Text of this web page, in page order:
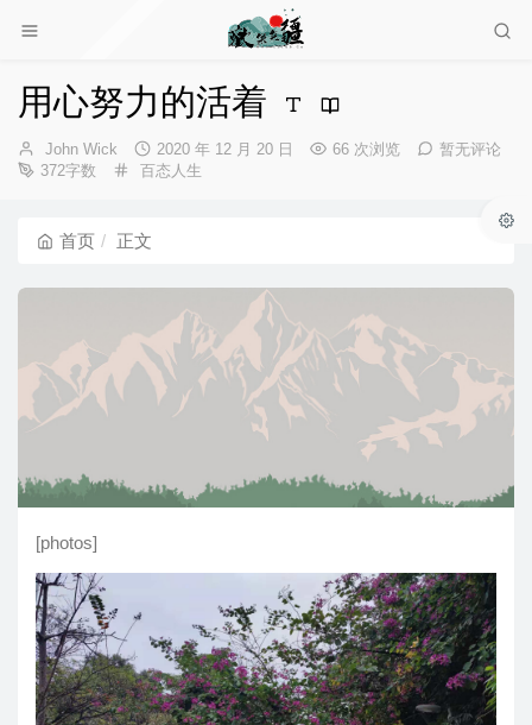
用心努力的活着
博
主：
John Wick
发
布
2020 年 12 月 20 日 66 次浏览
暂无评论
372字数
分
百态人生
首页 正文
[photos]